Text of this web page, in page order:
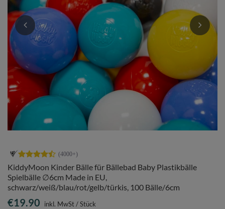
KiddyMoon Kinder Bälle für Bällebad Baby Plastikbälle
Spielbälle ∅6cm Made in EU,
schwarz/weiß/blau/rot/gelb/türkis, 100 Bälle/6cm
€19.90 inkl. MwSt/Stück